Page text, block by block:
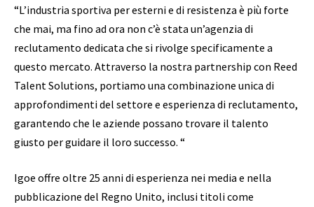
“L’industria sportiva per esterni e di resistenza è più forte
che mai, ma fino ad ora non c’è stata un’agenzia di
reclutamento dedicata che si rivolge specificamente a
questo mercato. Attraverso la nostra partnership con Reed
Talent Solutions, portiamo una combinazione unica di
approfondimenti del settore e esperienza di reclutamento,
garantendo che le aziende possano trovare il talento
giusto per guidare il loro successo. “
Igoe offre oltre 25 anni di esperienza nei media e nella
pubblicazione del Regno Unito, inclusi titoli come